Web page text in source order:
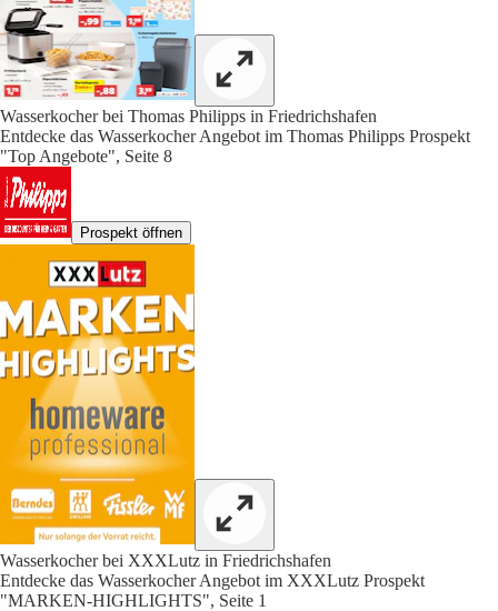
Wasserkocher bei Thomas Philipps in Friedrichshafen
Entdecke das Wasserkocher Angebot im Thomas Philipps Prospekt
"Top Angebote", Seite 8
Prospekt öffnen
Wasserkocher bei XXXLutz in Friedrichshafen
Entdecke das Wasserkocher Angebot im XXXLutz Prospekt
"MARKEN-HIGHLIGHTS", Seite 1